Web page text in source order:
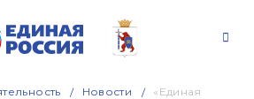
Новости
«Единая